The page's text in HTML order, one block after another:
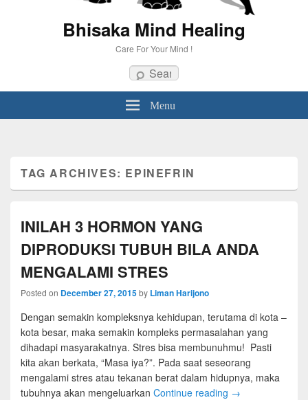
Bhisaka Mind Healing
Care For Your Mind !
Search
Menu
TAG ARCHIVES: EPINEFRIN
INILAH 3 HORMON YANG
DIPRODUKSI TUBUH BILA ANDA
MENGALAMI STRES
Posted on December 27, 2015by Liman Harijono
Dengan semakin kompleksnya kehidupan, terutama di kota –
kota besar, maka semakin kompleks permasalahan yang
dihadapi masyarakatnya. Stres bisa membunuhmu! Pasti
kita akan berkata, “Masa iya?”. Pada saat seseorang
mengalami stres atau tekanan berat dalam hidupnya, maka
tubuhnya akan mengeluarkan Continue reading →